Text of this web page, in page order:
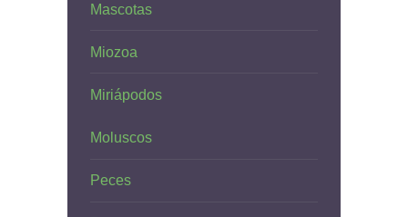
Mascotas
Miozoa
Miriápodos
Moluscos
Peces